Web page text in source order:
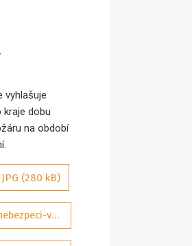
vyhlašuje
dobu
na období
(280 kB)
Vyhlaseni-doby-zvysene-nebezpeci-vzniku-pozaru-07-2026-sig_aDQP3Wd, PDF (292 kB)